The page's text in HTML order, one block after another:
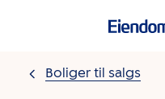
Boliger til salgs